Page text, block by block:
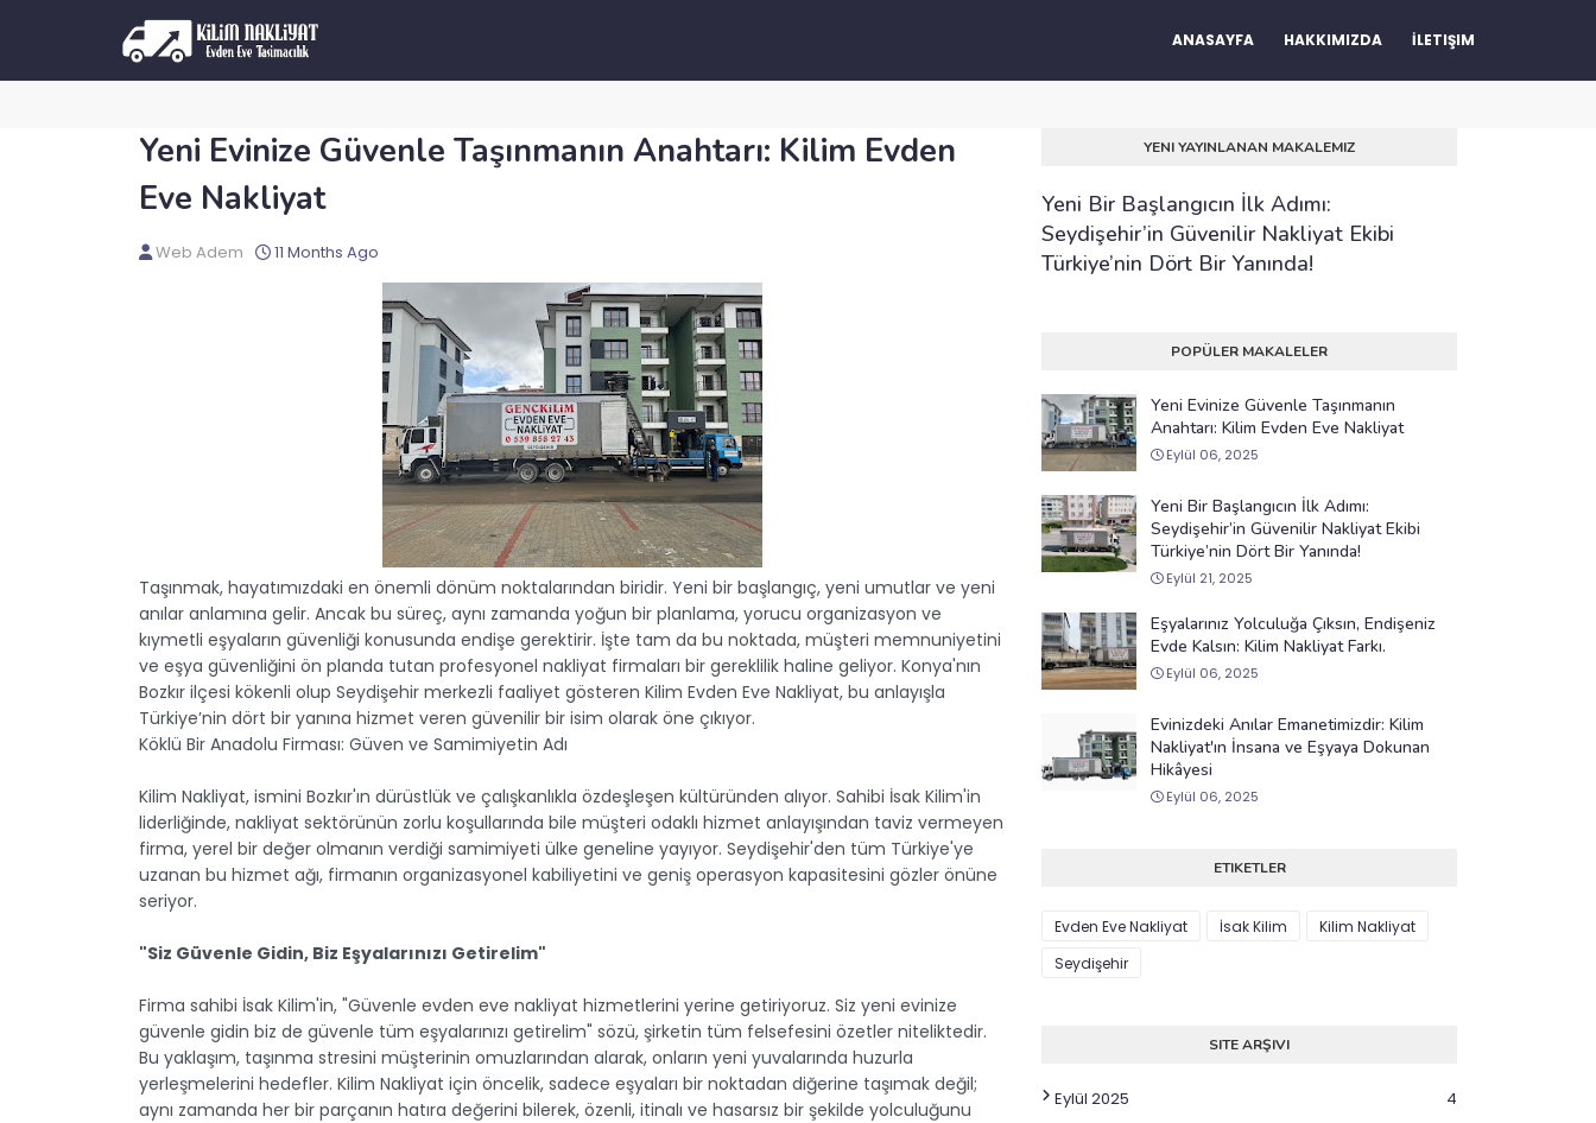
ANASAYFA HAKKIMIZDA İLETIŞIM
Yeni Evinize Güvenle Taşınmanın Anahtarı: Kilim Evden
Eve Nakliyat
Web Adem 11 Months Ago
Taşınmak, hayatımızdaki en önemli dönüm noktalarından biridir. Yeni bir başlangıç, yeni umutlar ve yeni
anılar anlamına gelir. Ancak bu süreç, aynı zamanda yoğun bir planlama, yorucu organizasyon ve
kıymetli eşyaların güvenliği konusunda endişe gerektirir. İşte tam da bu noktada, müşteri memnuniyetini
ve eşya güvenliğini ön planda tutan profesyonel nakliyat firmaları bir gereklilik haline geliyor. Konya'nın
Bozkır ilçesi kökenli olup Seydişehir merkezli faaliyet gösteren Kilim Evden Eve Nakliyat, bu anlayışla
Türkiye’nin dört bir yanına hizmet veren güvenilir bir isim olarak öne çıkıyor.
Köklü Bir Anadolu Firması: Güven ve Samimiyetin Adı
Kilim Nakliyat, ismini Bozkır'ın dürüstlük ve çalışkanlıkla özdeşleşen kültüründen alıyor. Sahibi İsak Kilim'in
liderliğinde, nakliyat sektörünün zorlu koşullarında bile müşteri odaklı hizmet anlayışından taviz vermeyen
firma, yerel bir değer olmanın verdiği samimiyeti ülke geneline yayıyor. Seydişehir'den tüm Türkiye'ye
uzanan bu hizmet ağı, firmanın organizasyonel kabiliyetini ve geniş operasyon kapasitesini gözler önüne
seriyor.
"Siz Güvenle Gidin, Biz Eşyalarınızı Getirelim"
Firma sahibi İsak Kilim'in, "Güvenle evden eve nakliyat hizmetlerini yerine getiriyoruz. Siz yeni evinize
güvenle gidin biz de güvenle tüm eşyalarınızı getirelim" sözü, şirketin tüm felsefesini özetler niteliktedir.
Bu yaklaşım, taşınma stresini müşterinin omuzlarından alarak, onların yeni yuvalarında huzurla
yerleşmelerini hedefler. Kilim Nakliyat için öncelik, sadece eşyaları bir noktadan diğerine taşımak değil;
aynı zamanda her bir parçanın hatıra değerini bilerek, özenli, itinalı ve hasarsız bir şekilde yolculuğunu
YENI YAYINLANAN MAKALEMIZ
Yeni Bir Başlangıcın İlk Adımı:
Seydişehir’in Güvenilir Nakliyat Ekibi
Türkiye’nin Dört Bir Yanında!
POPÜLER MAKALELER
Yeni Evinize Güvenle Taşınmanın
Anahtarı: Kilim Evden Eve Nakliyat
Eylül 06, 2025
Yeni Bir Başlangıcın İlk Adımı:
Seydişehir’in Güvenilir Nakliyat Ekibi
Türkiye’nin Dört Bir Yanında!
Eylül 21, 2025
Eşyalarınız Yolculuğa Çıksın, Endişeniz
Evde Kalsın: Kilim Nakliyat Farkı.
Eylül 06, 2025
Evinizdeki Anılar Emanetimizdir: Kilim
Nakliyat'ın İnsana ve Eşyaya Dokunan
Hikâyesi
Eylül 06, 2025
ETIKETLER
Evden Eve Nakliyat İsak Kilim
Kilim Nakliyat
Seydişehir
SITE ARŞIVI
Eylül 2025 4